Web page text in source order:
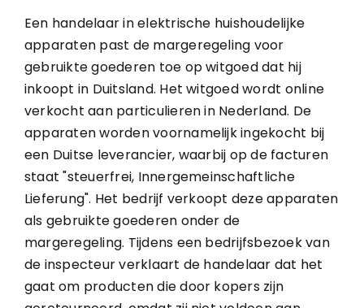
Een handelaar in elektrische huishoudelijke
apparaten past de margeregeling voor
gebruikte goederen toe op witgoed dat hij
inkoopt in Duitsland. Het witgoed wordt online
verkocht aan particulieren in Nederland. De
apparaten worden voornamelijk ingekocht bij
een Duitse leverancier, waarbij op de facturen
staat "steuerfrei, Innergemeinschaftliche
Lieferung". Het bedrijf verkoopt deze apparaten
als gebruikte goederen onder de
margeregeling. Tijdens een bedrijfsbezoek van
de inspecteur verklaart de handelaar dat het
gaat om producten die door kopers zijn